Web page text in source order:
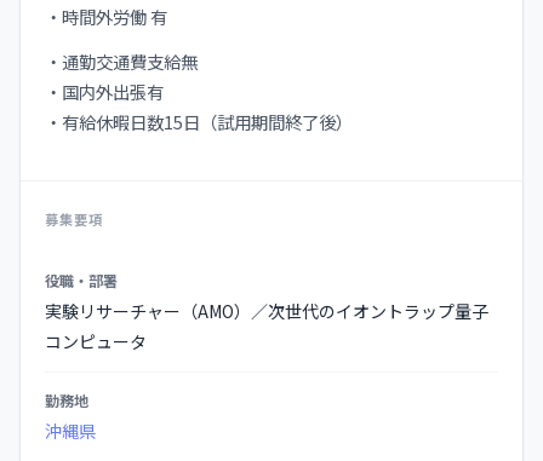
・時間外労働 有
・通勤交通費支給無
・国内外出張有
・有給休暇日数15日（試用期間終了後）
募集要項
集
要
項
細
役職・部署
実験リサーチャー（AMO）／次世代のイオントラップ量子
コンピュータ
勤務地
沖縄県